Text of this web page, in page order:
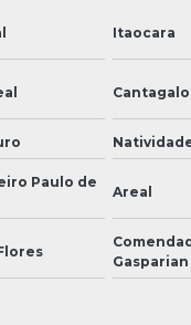
Itaocara
Cantagalo
Paulo de
Areal
Gasparian